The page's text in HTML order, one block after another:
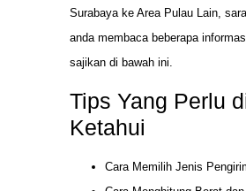
Surabaya ke Area Pulau Lain,
anda membaca beberapa
sajikan di bawah ini.
Tips Yang Perlu
Ketahui
Cara Memilih Jenis